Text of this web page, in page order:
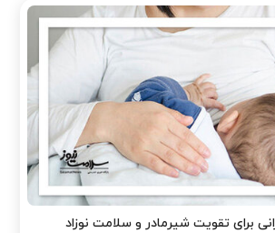
برای تقویت شیرمادر و سلامت نوزاد